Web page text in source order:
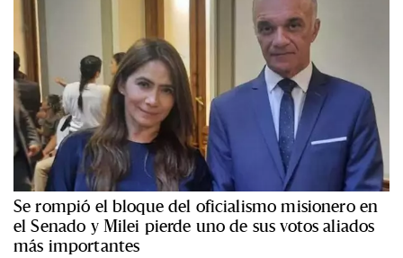
Se rompió el bloque del oficialismo misionero en
el Senado y Milei pierde uno de sus votos aliados
más importantes